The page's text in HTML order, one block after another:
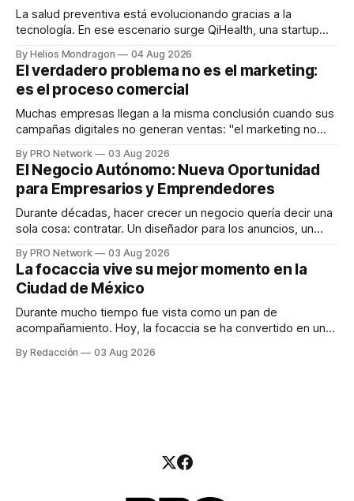
La salud preventiva está evolucionando gracias a la
tecnología. En ese escenario surge QiHealth, una startup
dispositivos inteligentes, inteligencia artificial y monitoreo
en tiempo real para ayudar a las personas a tomar mejores
decisiones sobre su salud metabólica. Su propuesta busca
responder
By Helios Mondragon 04 Aug 2026
El verdadero problema no es el marketing:
es el proceso comercial
Muchas empresas llegan a la misma conclusión cuando sus
campañas digitales no generan ventas: "el marketing no
INTERIUS, el problema suele estar en otro lugar. Durante
una entrevista para el podcast SER PRO, el especialista en
marketing digital explicó que
By PRO Network 03 Aug 2026
El Negocio Autónomo: Nueva Oportunidad
para Empresarios y Emprendedores
Durante décadas, hacer crecer un negocio quería decir una
sola cosa: contratar. Un diseñador para los anuncios, un
para los textos, alguien que supiera de publicidad digital
para encontrar prospectos, un vendedor para atender
llamadas y mensajes, y —con suerte— una persona
By PRO Network 03 Aug 2026
La focaccia vive su mejor momento en la
Ciudad de México
Durante mucho tiempo fue vista como un pan de
acompañamiento. Hoy, la focaccia se ha convertido en uno
artesanal, ingredientes de calidad y experiencias que
By Redacción 03 Aug 2026